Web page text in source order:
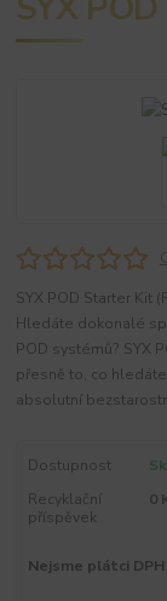
SYX POD Starter Kit
Hledáte dokonalé
POD systémů? SYX
přesně to, co
absolutní
Dostupnost
Recyklační
příspěvek
0
Nejsme plátci DPH